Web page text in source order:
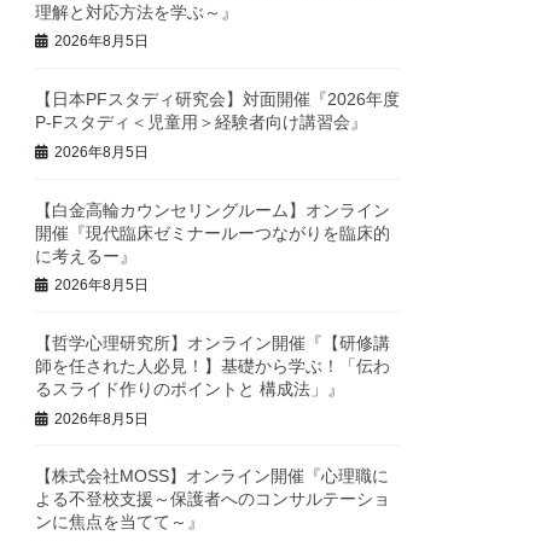
理解と対応方法を学ぶ～』
2026年8月5日
【日本PFスタディ研究会】対面開催『2026年度
P-Fスタディ＜児童用＞経験者向け講習会』
2026年8月5日
【白金高輪カウンセリングルーム】オンライン
開催『現代臨床ゼミナールーつながりを臨床的
に考えるー』
2026年8月5日
【哲学心理研究所】オンライン開催『【研修講
師を任された人必見！】基礎から学ぶ！「伝わ
るスライド作りのポイントと 構成法」』
2026年8月5日
【株式会社MOSS】オンライン開催『心理職に
よる不登校支援～保護者へのコンサルテーショ
ンに焦点を当てて～』